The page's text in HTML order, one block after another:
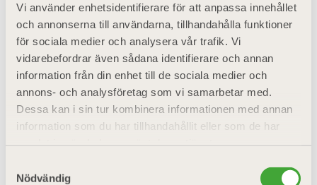
Vi använder enhetsidentifierare för att anpassa innehållet
och annonserna till användarna, tillhandahålla funktioner
för sociala medier och analysera vår trafik. Vi
vidarebefordrar även sådana identifierare och annan
information från din enhet till de sociala medier och
annons- och analysföretag som vi samarbetar med.
Dessa kan i sin tur kombinera informationen med annan
information som du har tillhandahållit eller som de har
Nödvändig
Kassör
Lennart Nyberg
Mobil: 070-560 52 27
E-post:leny@telia.com